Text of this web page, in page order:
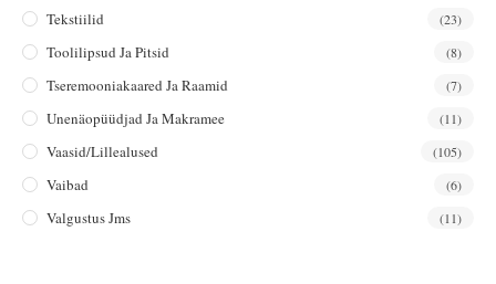
Tekstiilid (23)
Toolilipsud Ja Pitsid (8)
Tseremooniakaared Ja Raamid (7)
Unenäopüüdjad Ja Makramee (11)
Vaasid/lillealused (105)
Vaibad (6)
Valgustus Jms (11)